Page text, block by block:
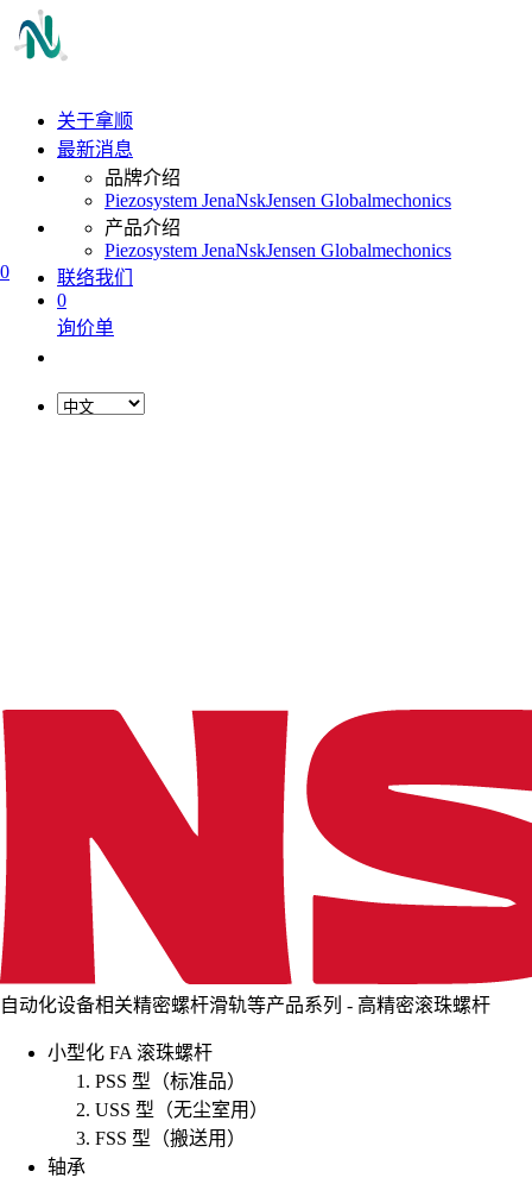
0
关于拿顺
最新消息
品牌介绍
Piezosystem JenaNskJensen Globalmechonics
产品介绍
Piezosystem JenaNskJensen Globalmechonics
联络我们
0
询价单
自动化设备相关精密螺杆滑轨等产品系列 - 高精密滚珠螺杆
小型化 FA 滚珠螺杆
PSS 型（标准品）
USS 型（无尘室用）
FSS 型（搬送用）
轴承